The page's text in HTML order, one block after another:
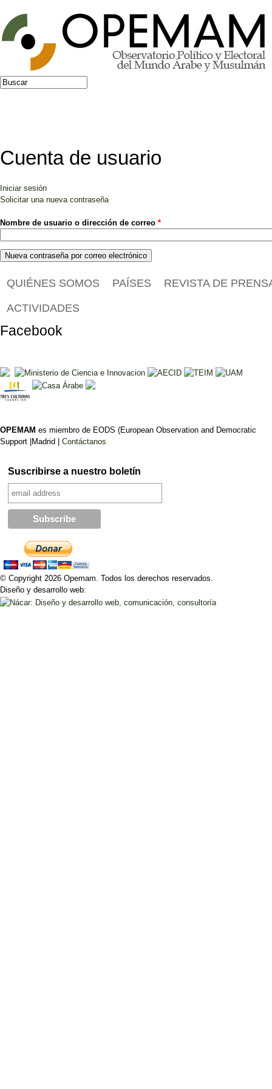
Jump to navigation
Formulario de búsqueda
Buscar
Cuenta de usuario
Solapas principales
Iniciar sesión
Solicitar una nueva contraseña
Nombre de usuario o dirección de correo *
QUIÉNES SOMOS PAÍSES REVISTA DE
ACTIVIDADES
Facebook
OPEMAM es miembro de EODS (European Observation and Democratic
Support |Madrid | Contáctanos
Suscribirse a nuestro boletín
© Copyright 2026 Opemam. Todos los derechos reservados.
Diseño y desarrollo web: